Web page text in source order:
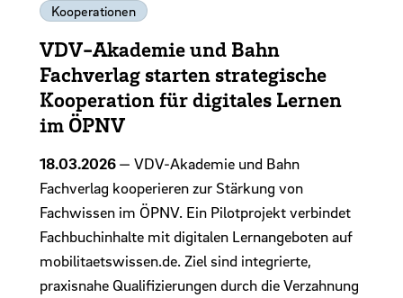
Kooperationen
VDV-Akademie und Bahn
Fachverlag starten strategische
Kooperation für digitales Lernen
im ÖPNV
18.03.2026— VDV-Akademie und Bahn
Fachverlag kooperieren zur Stärkung von
Fachwissen im ÖPNV. Ein Pilotprojekt verbindet
Fachbuchinhalte mit digitalen Lernangeboten auf
mobilitaetswissen.de. Ziel sind integrierte,
praxisnahe Qualifizierungen durch die Verzahnung